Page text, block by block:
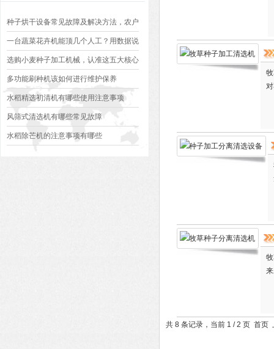
种子烘干设备常见故障及解决方法，农户
必看
一台蔬菜花卉机能顶几个人工？用数据说
话
选购小麦种子加工机械，认准这五大核心
部件，用十年不出大问题
多功能刷种机该如何进行维护保养
水稻精选初清机有哪些使用注意事项
风筛式清选机有哪些常见故障
水稻除芒机的注意事项有哪些
共 8 条记录，当前 1 / 2 页 首